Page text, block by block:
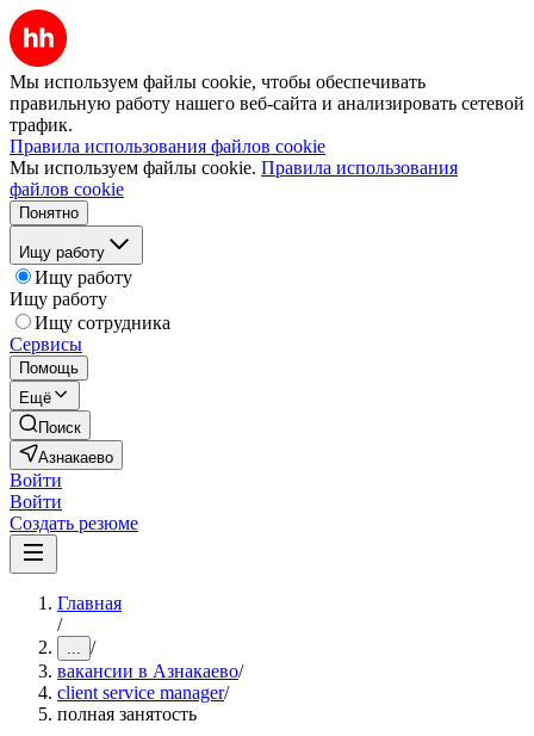
Мы используем файлы cookie, чтобы обеспечивать
правильную работу нашего веб-сайта и анализировать сетевой
трафик.
Правила использования файлов cookie
Мы используем файлы cookie. Правила использования
файлов cookie
Понятно
Ищу работу
Ищу работу
Ищу работу
Ищу сотрудника
Сервисы
Помощь
Ещё
Поиск
Азнакаево
Войти
Войти
Создать резюме
Главная
/
... /
вакансии в Азнакаево/
client service manager/
полная занятость